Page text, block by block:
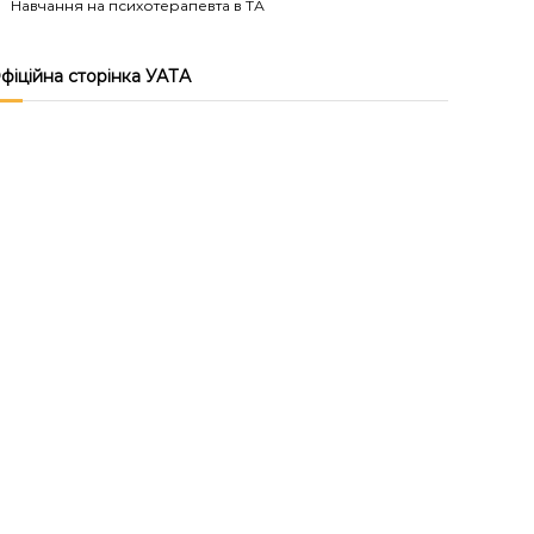
Навчання на психотерапевта в ТА
сторінка УАТА